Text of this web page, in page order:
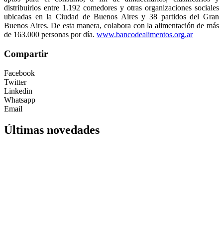
distribuirlos entre 1.192 comedores y otras organizaciones sociales
ubicadas en la Ciudad de Buenos Aires y 38 partidos del Gran
Buenos Aires. De esta manera, colabora con la alimentación de más
de 163.000 personas por día. www.bancodealimentos.org.ar
Compartir
Facebook
Twitter
Linkedin
Whatsapp
Email
Últimas novedades